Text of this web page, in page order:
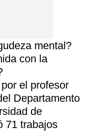
mental?
con la
el profesor
Departamento
de
71 trabajos